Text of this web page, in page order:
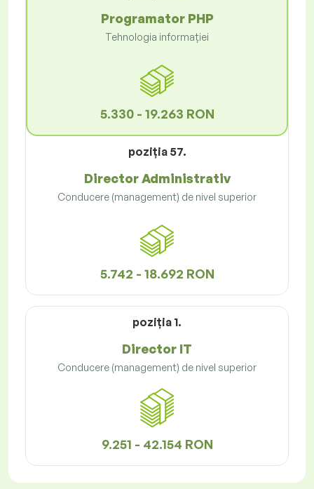
Programator PHP
Tehnologia informației
5.330 - 19.263 RON
poziţia 57.
Director Administrativ
Conducere (management) de nivel superior
5.742 - 18.692 RON
poziţia 1.
Director IT
Conducere (management) de nivel superior
9.251 - 42.154 RON